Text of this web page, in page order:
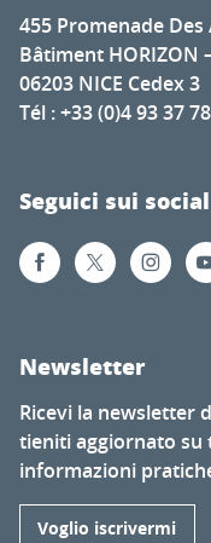
455 Promenade Des
Bâtiment HORIZON
06203 NICE Cedex 3
Tél : +33 (0)4 93 37
Seguici sui
Newsletter
Ricevi la newsletter
tieniti aggiornato
informazioni
Voglio iscrivermi